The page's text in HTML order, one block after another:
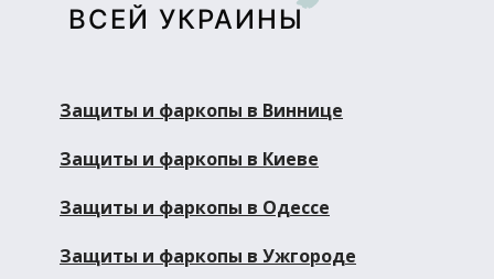
ВСЕЙ УКРАИНЫ
Защиты и фаркопы в Виннице
Защиты и фаркопы в Киеве
Защиты и фаркопы в Одессе
Защиты и фаркопы в Ужгороде